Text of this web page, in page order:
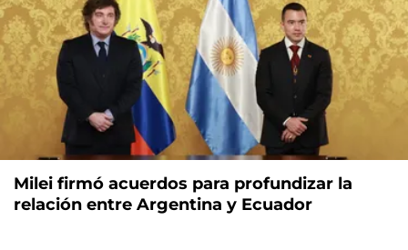
Milei firmó acuerdos para profundizar la
relación entre Argentina y Ecuador